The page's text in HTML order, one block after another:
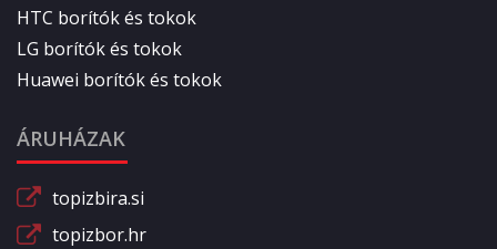
HTC borítók és tokok
LG borítók és tokok
Huawei borítók és tokok
ÁRUHÁZAK
topizbira.si
topizbor.hr